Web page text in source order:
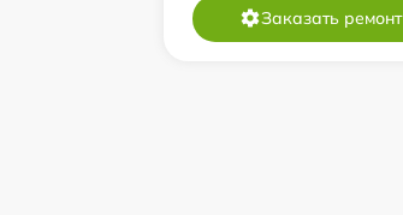
Заказать ремонт